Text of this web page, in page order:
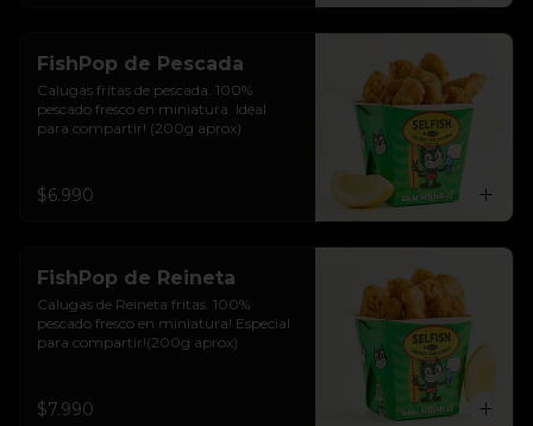
FishPop de Pescada
Calugas fritas de pescada. 100%
pescado fresco en miniatura. Ideal
para compartir! (200g aprox)
$6.990
FishPop de Reineta
Calugas de Reineta fritas. 100%
pescado fresco en miniatura! Especial
para compartir!(200g aprox)
$7.990